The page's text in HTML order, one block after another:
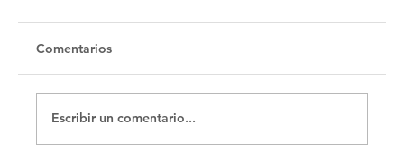
Untitled
Comentarios
Escribir un comentario...